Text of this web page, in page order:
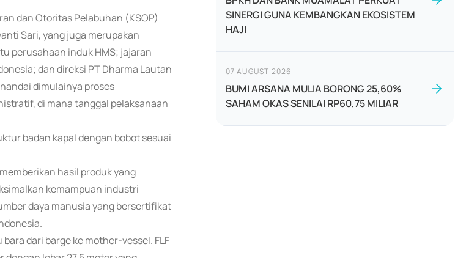
dan Otoritas Pelabuhan (KSOP)
Sari, yang juga merupakan
perusahaan induk HMS; jajaran
dan direksi PT Dharma Lautan
dimulainya proses
di mana tanggal pelaksanaan
badan kapal dengan bobot sesuai
hasil produk yang
kemampuan industri
daya manusia yang bersertifikat
dari barge ke mother-vessel. FLF
SINERGI GUNA KEMBANGKAN EKOSISTEM
HAJI
07 AUGUST 2026
BUMI ARSANA MULIA BORONG 25,60%
SAHAM OKAS SENILAI RP60,75 MILIAR